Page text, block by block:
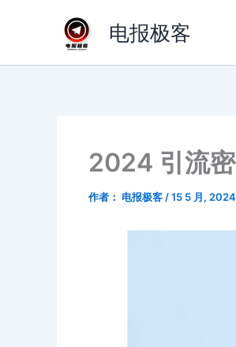
电报极客
2024 引流
作者： 电报极客 /15 5 月, 2024